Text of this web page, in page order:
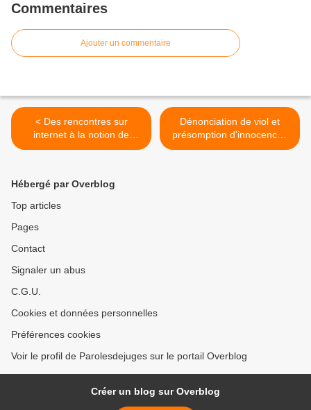
Commentaires
Ajouter un commentaire
< Des rencontres sur
internet à la notion de
surprise en matière de viol.
Dénonciation de viol et
présomption d'innocence :
quelques éléments de
Hébergé par Overblog
Top articles
Pages
Contact
Signaler un abus
C.G.U.
Cookies et données personnelles
Préférences cookies
Voir le profil de Parolesdejuges sur le portail Overblog
Créer un blog sur Overblog